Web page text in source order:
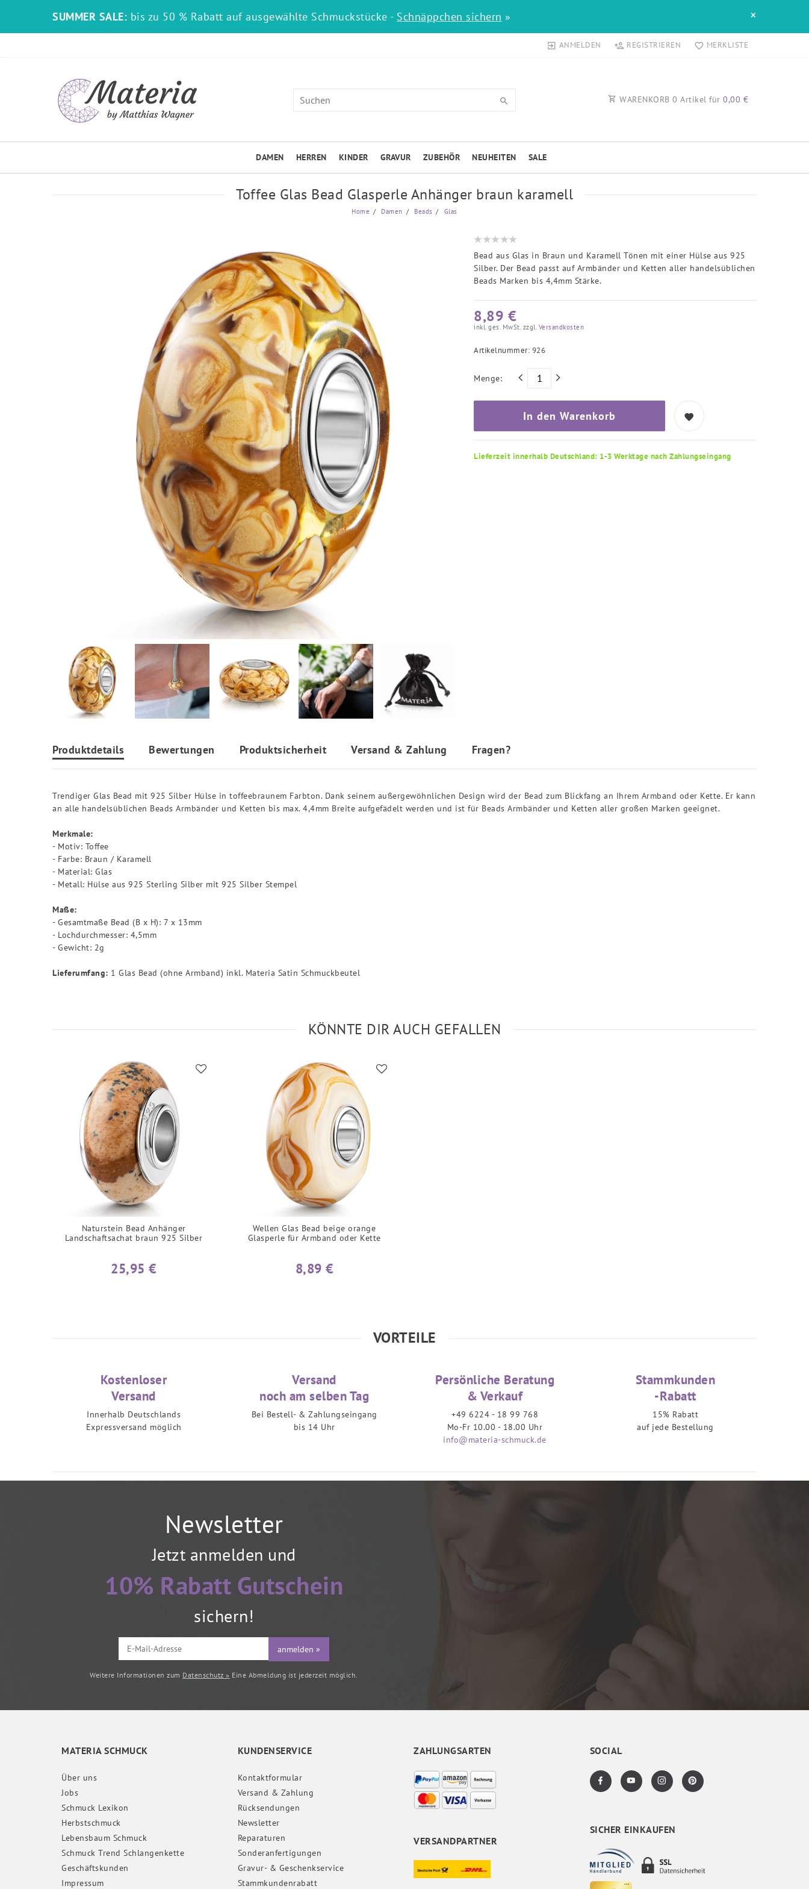
SUMMER SALE: bis zu 50 % Rabatt auf ausgewählte Schmuckstücke - Schnäppchen sichern » ×
ANMELDEN REGISTRIEREN MERKLISTE
WARENKORB 0 Artikel für 0,00 €
DAMEN HERREN KINDER GRAVUR ZUBEHÖR NEUHEITEN SALE
Toffee Glas Bead Glasperle Anhänger braun karamell
Home Damen Beads Glas
Bead aus Glas in Braun und Karamell Tönen mit einer Hülse aus 925
Silber. Der Bead passt auf Armbänder und Ketten aller handelsüblichen
Beads Marken bis 4,4mm Stärke.
8,89 €
inkl. ges. MwSt. zzgl.Versandkosten
Artikelnummer: 926
Menge:
In den Warenkorb
Lieferzeit innerhalb Deutschland: 1-3 Werktage nach Zahlungseingang
Produktdetails Bewertungen Produktsicherheit Versand & Zahlung Fragen?
Trendiger Glas Bead mit 925 Silber Hülse in toffeebraunem Farbton. Dank seinem außergewöhnlichen Design wird der Bead zum Blickfang an Ihrem Armband oder Kette. Er kann
an alle handelsüblichen Beads Armbänder und Ketten bis max. 4,4mm Breite aufgefädelt werden und ist für Beads Armbänder und Ketten aller großen Marken geeignet.
Merkmale:
- Motiv: Toffee
- Farbe: Braun / Karamell
- Material: Glas
- Metall: Hülse aus 925 Sterling Silber mit 925 Silber Stempel
Maße:
- Gesamtmaße Bead (B x H): 7 x 13mm
- Lochdurchmesser: 4,5mm
- Gewicht: 2g
Lieferumfang: 1 Glas Bead (ohne Armband) inkl. Materia Satin Schmuckbeutel
KÖNNTE DIR AUCH GEFALLEN
Naturstein Bead Anhänger
Landschaftsachat braun 925 Silber
25,95 €
Wellen Glas Bead beige orange
Glasperle für Armband oder Kette
8,89 €
VORTEILE
Kostenloser
Versand
Innerhalb Deutschlands
Expressversand möglich
Versand
noch am selben Tag
Bei Bestell- & Zahlungseingang
bis 14 Uhr
Persönliche Beratung
& Verkauf
+49 6224 - 18 99 768
Mo-Fr 10.00 - 18.00 Uhr
info@materia-schmuck.de
Stammkunden
-Rabatt
15% Rabatt
auf jede Bestellung
Newsletter
Jetzt anmelden und
10% Rabatt Gutschein
sichern!
anmelden »
Weitere Informationen zum Datenschutz » Eine Abmeldung ist jederzeit möglich.
MATERIA SCHMUCK
Über uns
Jobs
Schmuck Lexikon
Herbstschmuck
Lebensbaum Schmuck
Schmuck Trend Schlangenkette
Geschäftskunden
Impressum
KUNDENSERVICE
Kontaktformular
Versand & Zahlung
Rücksendungen
Newsletter
Reparaturen
Sonderanfertigungen
Gravur- & Geschenkservice
Stammkundenrabatt
ZAHLUNGSARTEN
VERSANDPARTNER
SOCIAL
SICHER EINKAUFEN